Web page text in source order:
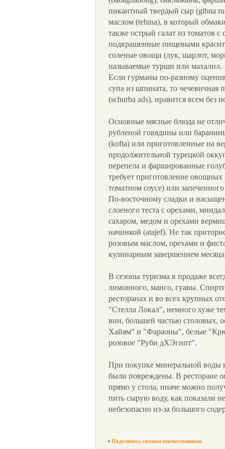
пикантный твердый сыр (gibna
маслом (tehina), в который
также острый салат из томатов
подкрашенные пищевыми
соленые овощи (лук, шарлот,
называемые турши или махалил.
Если гурманы по-разному
супа из шпината, то чечевичная
(schurba ads), нравится всем без
Основные мясные блюда не
рубленой говядины или
(kofta) или приготовленные на
продолжительной турецкой
перепела и фаршированные
требует приготовление
томатном соусе) или
По-восточному сладки и
слоеного теста с орехами,
сахаром, медом и орехами
начинкой (atajef). Не так
розовым маслом, орехами и
кулинарным завершением
В сезоны туризма в продаже
лимонного, манго, гуавы.
ресторанах и во всех крупных
"Стелла Локал", немного хуже
вин, большей частью столовых,
Хайям" и "Фараоны", белые
розовое "Руби дХЭгипт".
При покупке минеральной воды
были повреждены. В ресторане
прямо у стола, иначе можно
пить сырую воду, как показали
небезопасно из-за большого
Поделитесь своими впечатлениями